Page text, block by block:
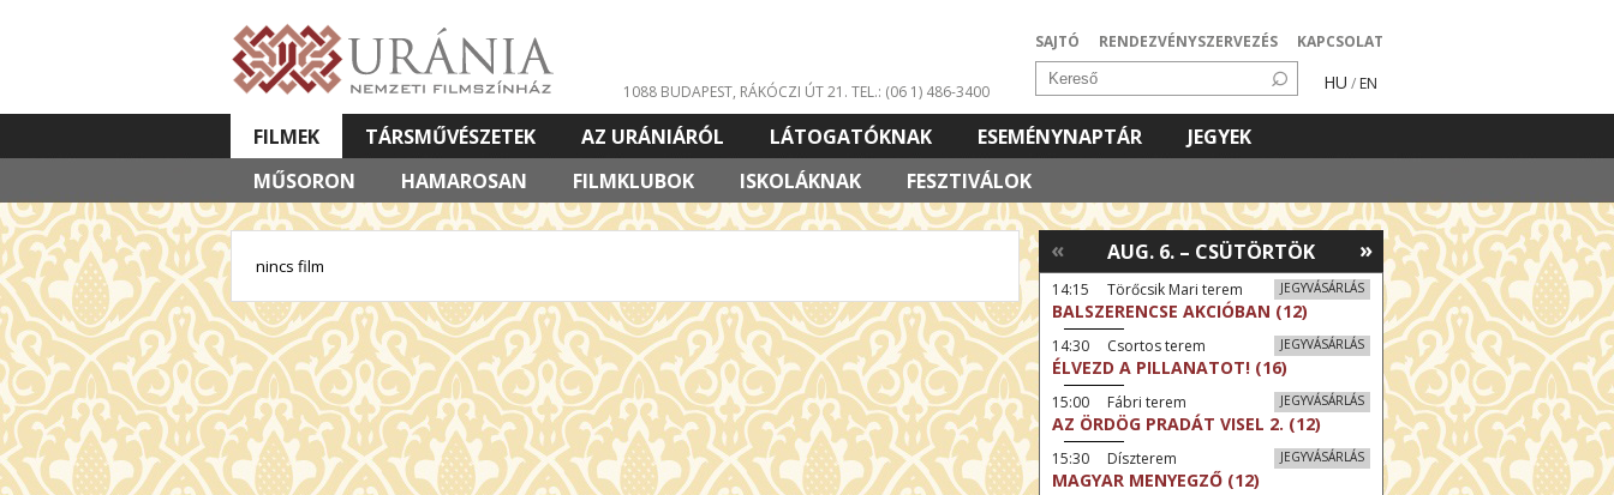
SAJTÓ RENDEZVÉNYSZERVEZÉS KAPCSOLAT
HU / EN
1088 BUDAPEST, RÁKÓCZI ÚT 21. TEL.: (06 1) 486-3400
FILMEK
MŰSORON
HAMAROSAN FILMKLUBOK ISKOLÁKNAK FESZTIVÁLOK
TÁRSMŰVÉSZETEK AZ URÁNIÁRÓL LÁTOGATÓKNAK ESEMÉNYNAPTÁR
JEGYEK
VETÍTETT KÉPES ELŐADÁSOK
nincs film
»
AUG. 6. – CSÜTÖRTÖK
«
JEGYVÁSÁRLÁS
14:15 Törőcsik Mari terem
BALSZERENCSE AKCIÓBAN (12)
JEGYVÁSÁRLÁS
14:30 Csortos terem
ÉLVEZD A PILLANATOT! (16)
JEGYVÁSÁRLÁS
15:00 Fábri terem
AZ ÖRDÖG PRADÁT VISEL 2. (12)
JEGYVÁSÁRLÁS
15:30 Díszterem
MAGYAR MENYEGZŐ (12)